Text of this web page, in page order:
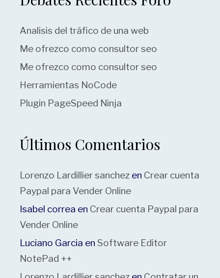
Analisis del tráfico de una web
Me ofrezco como consultor seo
Me ofrezco como consultor seo
Herramientas NoCode
Plugin PageSpeed Ninja
Últimos Comentarios
Lorenzo Lardillier sanchez en Crear cuenta
Paypal para Vender Online
Isabel correa en Crear cuenta Paypal para
Vender Online
Luciano Garcia en Software Editor
NotePad ++